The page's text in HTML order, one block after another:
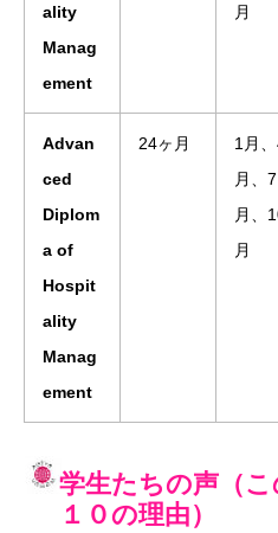
ality
Manag
ement
月
Advan
ced
Diplom
a of
Hospit
ality
Manag
ement
24ヶ月
1月
月、7
月、
月
学生たちの声（
１０の理由）